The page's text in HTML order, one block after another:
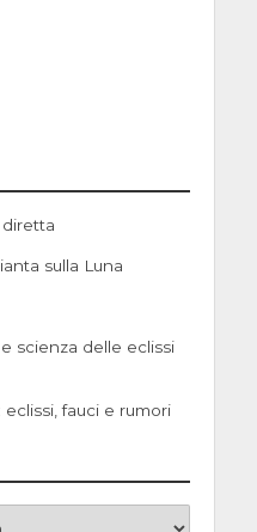
diretta
sulla Luna
scienza delle eclissi
fauci e rumori